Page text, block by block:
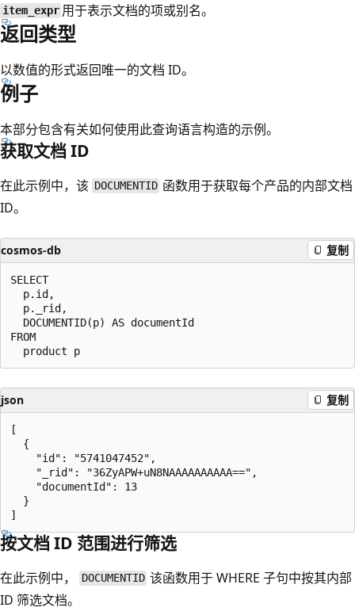
item_expr 用于表示文档的项或别名。
返回类型
以数值的形式返回唯一的文档 ID。
例子
本部分包含有关如何使用此查询语言构造的示例。
获取文档 ID
在此示例中，该 DOCUMENTID 函数用于获取每个产品的内部文档
ID。
cosmos-db 复制
SELECT
  p.id,
  p._rid,
  DOCUMENTID(p) AS documentId
FROM
json 复制
[
  {
    "id": "5741047452",
    "_rid": "36ZyAPW+uN8NAAAAAAAAAA==",
    "documentId": 13
  }
按文档 ID 范围进行筛选
在此示例中， DOCUMENTID 该函数用于 WHERE 子句中按其内部
ID 筛选文档。